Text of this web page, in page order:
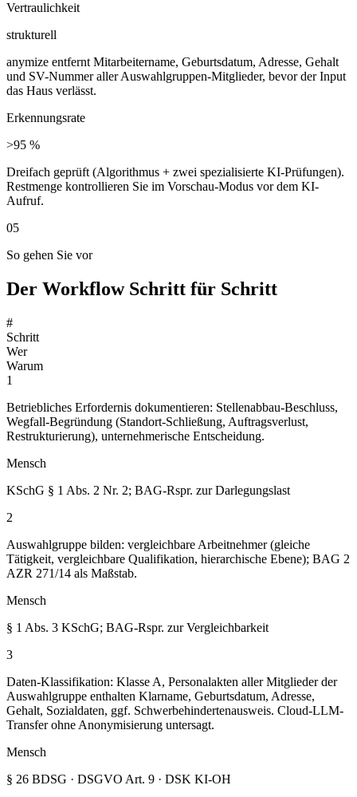
Vertraulichkeit
strukturell
anymize entfernt Mitarbeitername, Geburtsdatum, Adresse, Gehalt
und SV-Nummer aller Auswahlgruppen-Mitglieder, bevor der Input
das Haus verlässt.
Erkennungsrate
>95 %
Dreifach geprüft (Algorithmus + zwei spezialisierte KI-Prüfungen).
Restmenge kontrollieren Sie im Vorschau-Modus vor dem KI-
Aufruf.
05
So gehen Sie vor
Der Workflow Schritt für Schritt
#
Schritt
Wer
Warum
1
Betriebliches Erfordernis dokumentieren: Stellenabbau-Beschluss,
Wegfall-Begründung (Standort-Schließung, Auftragsverlust,
Restrukturierung), unternehmerische Entscheidung.
Mensch
KSchG § 1 Abs. 2 Nr. 2; BAG-Rspr. zur Darlegungslast
2
Auswahlgruppe bilden: vergleichbare Arbeitnehmer (gleiche
Tätigkeit, vergleichbare Qualifikation, hierarchische Ebene); BAG 2
AZR 271/14 als Maßstab.
Mensch
§ 1 Abs. 3 KSchG; BAG-Rspr. zur Vergleichbarkeit
3
Daten-Klassifikation: Klasse A, Personalakten aller Mitglieder der
Auswahlgruppe enthalten Klarname, Geburtsdatum, Adresse,
Gehalt, Sozialdaten, ggf. Schwerbehindertenausweis. Cloud-LLM-
Transfer ohne Anonymisierung untersagt.
Mensch
§ 26 BDSG · DSGVO Art. 9 · DSK KI-OH